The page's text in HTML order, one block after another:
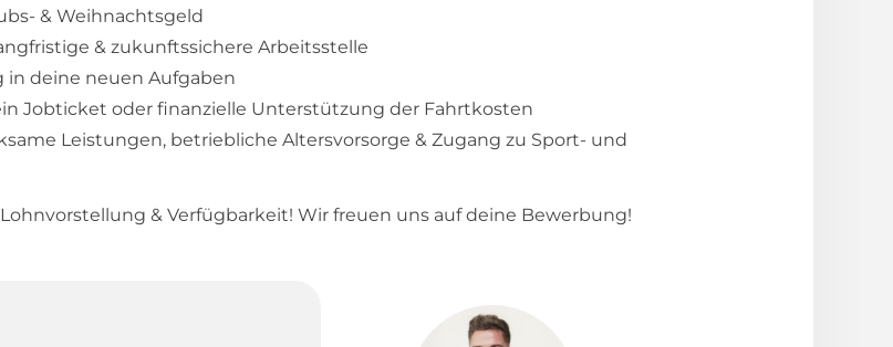
& Weihnachtsgeld
& zukunftssichere Arbeitsstelle
in deine neuen Aufgaben
Jobticket oder finanzielle Unterstützung der Fahrtkosten
Leistungen, betriebliche Altersvorsorge & Zugang zu Sport- und
& Verfügbarkeit! Wir freuen uns auf deine Bewerbung!